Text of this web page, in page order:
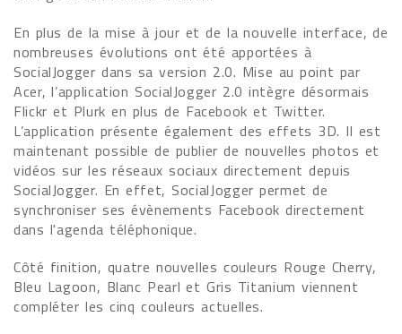
En plus de la mise à jour et de la nouvelle interface, de
nombreuses évolutions ont été apportées à
SocialJogger dans sa version 2.0. Mise au point par
Acer, l’application SocialJogger 2.0 intègre désormais
Flickr et Plurk en plus de Facebook et Twitter.
L’application présente également des effets 3D. Il est
maintenant possible de publier de nouvelles photos et
vidéos sur les réseaux sociaux directement depuis
SocialJogger. En effet, SocialJogger permet de
synchroniser ses évènements Facebook directement
dans l'agenda téléphonique.
Côté finition, quatre nouvelles couleurs Rouge Cherry,
Bleu Lagoon, Blanc Pearl et Gris Titanium viennent
compléter les cinq couleurs actuelles.